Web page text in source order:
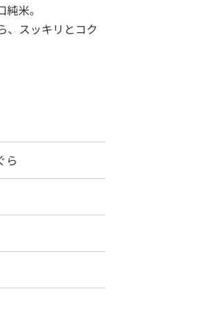
米。
、スッキリとコク
ら